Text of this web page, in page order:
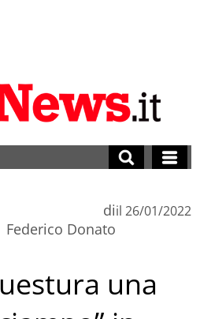
di
Federico Donato
il 26/01/2022
una